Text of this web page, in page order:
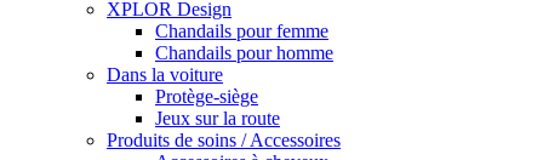
XPLOR Design
Chandails pour femme
Chandails pour homme
Dans la voiture
Protège-siège
Jeux sur la route
Produits de soins / Accessoires